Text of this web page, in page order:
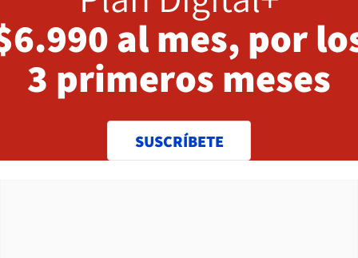
al mes, por
3 primeros meses
SUSCRÍBETE